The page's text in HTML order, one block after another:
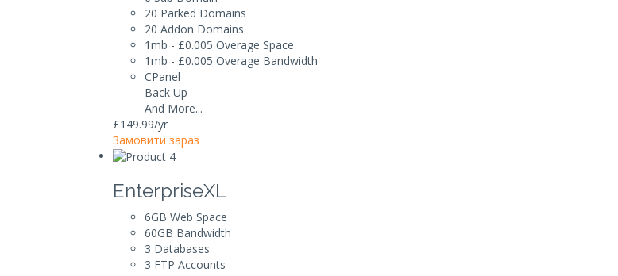
20 Parked Domains
20 Addon Domains
1mb - £0.005 Overage Space
1mb - £0.005 Overage Bandwidth
CPanel
Back Up
And More...
£149.99/yr
Замовити зараз
EnterpriseXL
6GB Web Space
60GB Bandwidth
3 Databases
3 FTP Accounts